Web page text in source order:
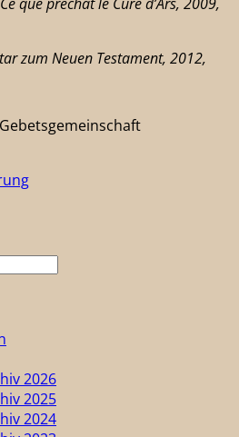
zum Neuen Testament, 2012,
2026
2025
2024